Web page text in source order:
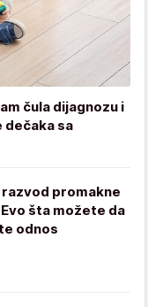
čula dijagnozu i
dečaka sa
promakne
šta možete da
odnos